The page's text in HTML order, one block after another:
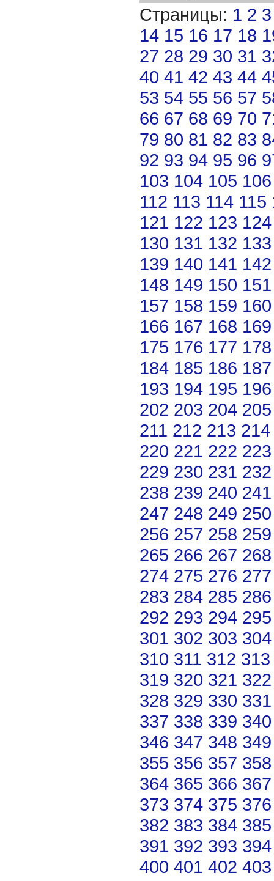
Страницы: 1 2 3
14 15 16 17 18
27 28 29 30 31
40 41 42 43 44
53 54 55 56 57
66 67 68 69 70
79 80 81 82 83
92 93 94 95 96
103 104 105 106
112 113 114 115
121 122 123 124
130 131 132 133
139 140 141 142
148 149 150 151
157 158 159 160
166 167 168 169
175 176 177 178
184 185 186 187
193 194 195 196
202 203 204 205
211 212 213 214
220 221 222 223
229 230 231 232
238 239 240 241
247 248 249 250
256 257 258 259
265 266 267 268
274 275 276 277
283 284 285 286
292 293 294 295
301 302 303 304
310 311 312 313
319 320 321 322
328 329 330 331
337 338 339 340
346 347 348 349
355 356 357 358
364 365 366 367
373 374 375 376
382 383 384 385
391 392 393 394
400 401 402 403